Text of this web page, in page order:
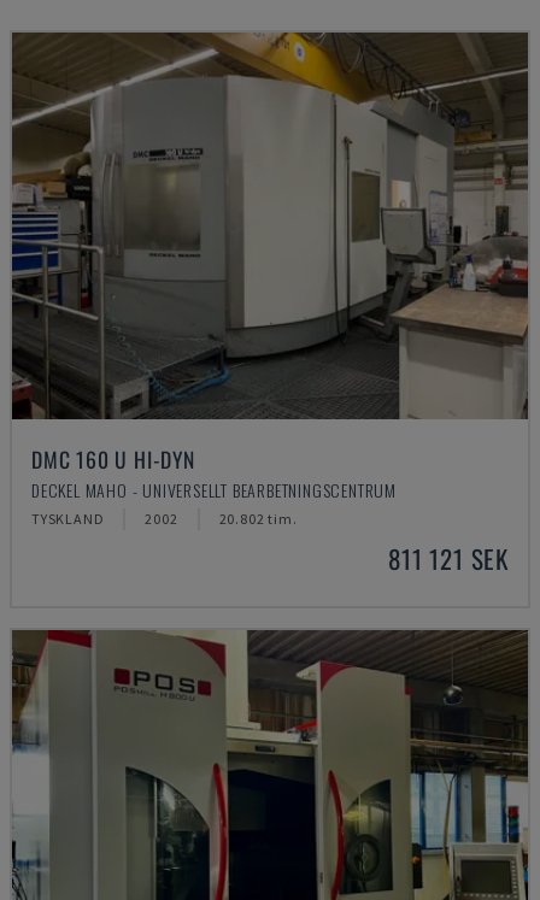
DMC 160 U HI-DYN
DECKEL MAHO - UNIVERSELLT BEARBETNINGSCENTRUM
TYSKLAND 2002 20.802 tim.
811 121 SEK